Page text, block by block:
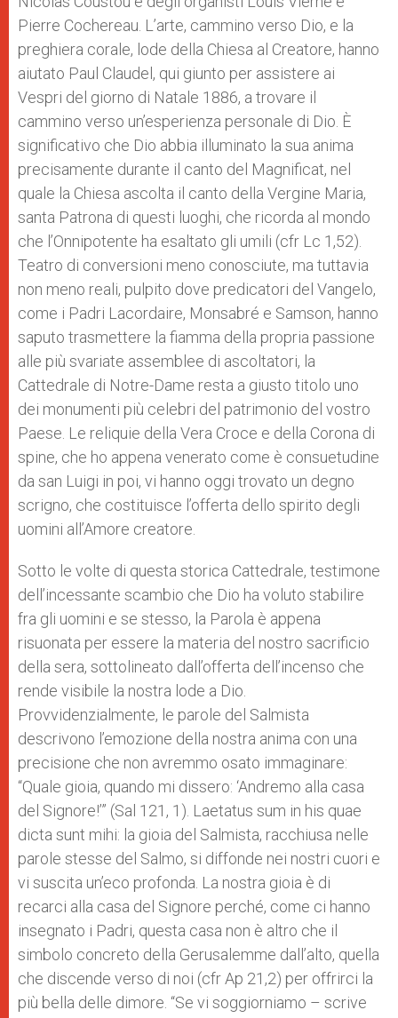
Pierre Cochereau. L’arte, cammino verso Dio, e la
preghiera corale, lode della Chiesa al Creatore, hanno
aiutato Paul Claudel, qui giunto per assistere ai
Vespri del giorno di Natale 1886, a trovare il
cammino verso un’esperienza personale di Dio. È
significativo che Dio abbia illuminato la sua anima
precisamente durante il canto del Magnificat, nel
quale la Chiesa ascolta il canto della Vergine Maria,
santa Patrona di questi luoghi, che ricorda al mondo
che l’Onnipotente ha esaltato gli umili (cfr Lc 1,52).
Teatro di conversioni meno conosciute, ma tuttavia
non meno reali, pulpito dove predicatori del Vangelo,
come i Padri Lacordaire, Monsabré e Samson, hanno
saputo trasmettere la fiamma della propria passione
alle più svariate assemblee di ascoltatori, la
Cattedrale di Notre-Dame resta a giusto titolo uno
dei monumenti più celebri del patrimonio del vostro
Paese. Le reliquie della Vera Croce e della Corona di
spine, che ho appena venerato come è consuetudine
da san Luigi in poi, vi hanno oggi trovato un degno
scrigno, che costituisce l’offerta dello spirito degli
uomini all’Amore creatore.
Sotto le volte di questa storica Cattedrale, testimone
dell’incessante scambio che Dio ha voluto stabilire
fra gli uomini e se stesso, la Parola è appena
risuonata per essere la materia del nostro sacrificio
della sera, sottolineato dall’offerta dell’incenso che
rende visibile la nostra lode a Dio.
Provvidenzialmente, le parole del Salmista
descrivono l’emozione della nostra anima con una
precisione che non avremmo osato immaginare:
“Quale gioia, quando mi dissero: ‘Andremo alla casa
del Signore!’” (Sal 121, 1). Laetatus sum in his quae
dicta sunt mihi: la gioia del Salmista, racchiusa nelle
parole stesse del Salmo, si diffonde nei nostri cuori e
vi suscita un’eco profonda. La nostra gioia è di
recarci alla casa del Signore perché, come ci hanno
insegnato i Padri, questa casa non è altro che il
simbolo concreto della Gerusalemme dall’alto, quella
che discende verso di noi (cfr Ap 21,2) per offrirci la
più bella delle dimore. “Se vi soggiorniamo – scrive